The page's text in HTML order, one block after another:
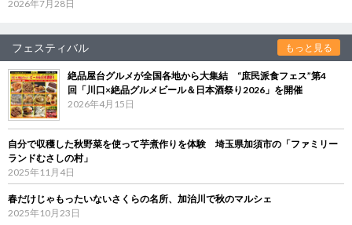
2026年7月28日
フェスティバル もっと見る
絶品屋台グルメが全国各地から大集結 “庶民派食フェス”第4
回「川口×絶品グルメビール＆日本酒祭り2026」を開催
2026年4月15日
自分で収穫した秋野菜を使って芋煮作りを体験 埼玉県加須市の「ファミリー
ランドむさしの村」
2025年11月4日
春だけじゃもったいないさくらの名所、加治川で秋のマルシェ
2025年10月23日